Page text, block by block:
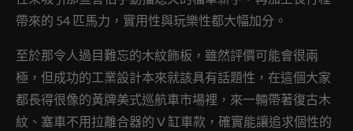
帶來的 54 匹馬力，實用性與玩樂性都大幅加分。
至於那令人過目難忘的木紋飾板，雖然評價可能會很兩
極，但成功的工業設計本來就該具有話題性，在這個大家
都長得很像的黃牌美式巡航車市場裡，來一輛帶著復古木
紋、塞車不用拉離合器的 V 缸車款，確實能讓追求個性的